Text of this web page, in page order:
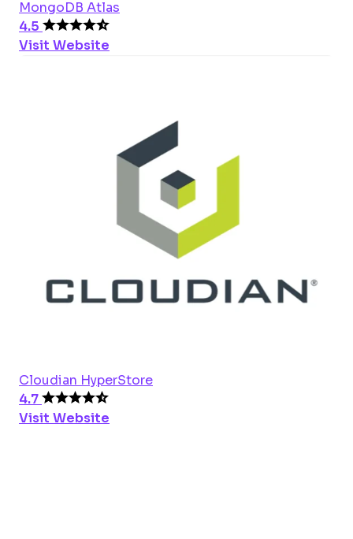
MongoDB Atlas
4.5
Visit Website
Cloudian HyperStore
4.7
Visit Website